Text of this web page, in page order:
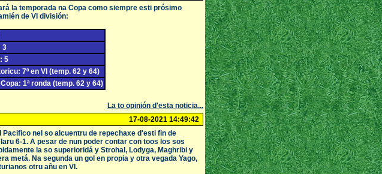
la temporada na Copa como siempre esti prósimo
de VI división:
3
5
7º en VI (temp. 62 y 64)
1ª ronda (temp. 62 y 64)
La to opinión d'esta noticia...
17-08-2021 14:49:42
Pacifico nel so alcuentru de repechaxe d'esti fin de
6-1. A pesar de nun poder contar con toos los sos
la so superioridá y Strohal, Lodyga, Maghribi y
metá. Na segunda un gol en propia y otra vegada Yago,
otru añu en VI.